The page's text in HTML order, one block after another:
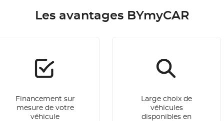
Les avantages BYmyCAR
Financement sur
mesure de votre
véhicule
Large choix de
véhicules
disponibles en